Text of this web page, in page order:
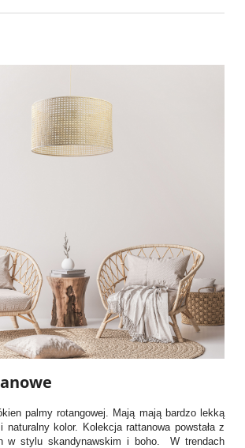
palmy rotangowej. Mają mają bardzo lekką
naturalny kolor. Kolekcja rattanowa powstała z
w stylu skandynawskim i boho. W trendach